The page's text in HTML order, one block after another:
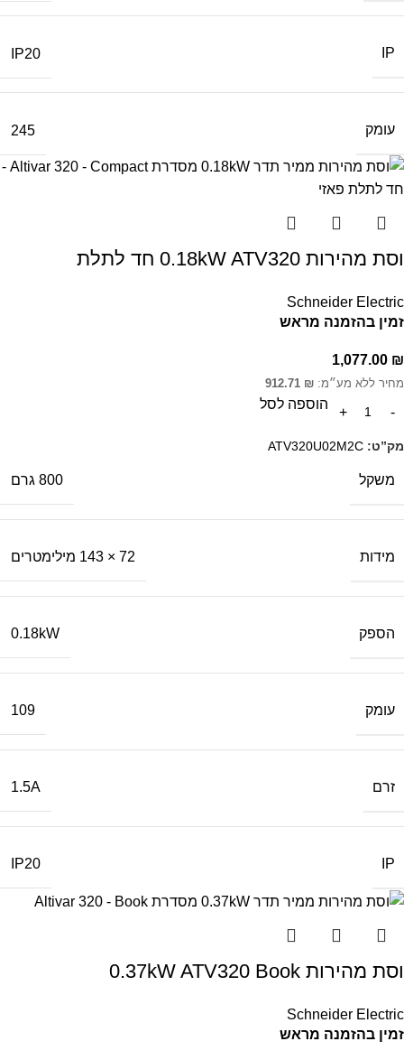
IP
IP20
עומק 245
וסת מהירות 0.18kW ATV320 חד לתלת
Schneider Electric
זמין בהזמנה מראש
1,077.00 ₪
מחיר ללא מע״מ: 912.71 ₪
הוספה לסל
מק”ט: ATV320U02M2C
משקל 800 גרם
מידות 72 × 143 מילימטרים
הספק 0.18kW
עומק 109
זרם 1.5A
IP
IP20
וסת מהירות 0.37kW ATV320 Book
Schneider Electric
זמין בהזמנה מראש